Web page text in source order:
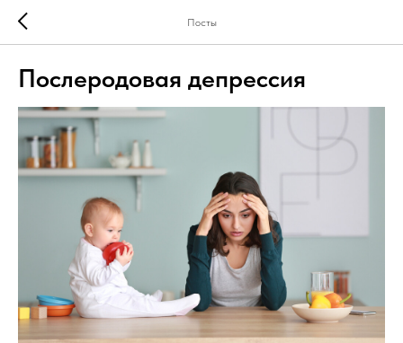
Посты
Послеродовая депрессия